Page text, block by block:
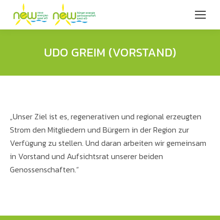
UDO GREIM (VORSTAND)
„Unser Ziel ist es, regenerativen und regional erzeugten
Strom den Mitgliedern und Bürgern in der Region zur
Verfügung zu stellen. Und daran arbeiten wir gemeinsam
in Vorstand und Aufsichtsrat unserer beiden
Genossenschaften.“